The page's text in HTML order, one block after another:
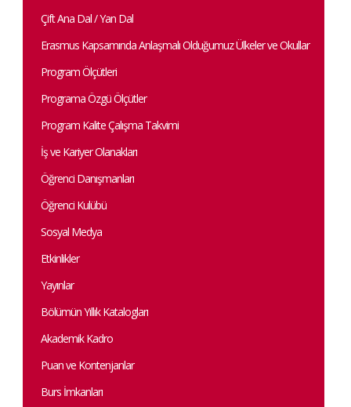
Çift Ana Dal / Yan Dal
Erasmus Kapsamında Anlaşmalı Olduğumuz Ülkeler ve Okullar
Program Ölçütleri
Programa Özgü Ölçütler
Program Kalite Çalışma Takvimi
İş ve Kariyer Olanakları
Öğrenci Danışmanları
Öğrenci Kulübü
Sosyal Medya
Etkinlikler
Yayınlar
Bölümün Yıllık Katalogları
Akademik Kadro
Puan ve Kontenjanlar
Burs İmkanları